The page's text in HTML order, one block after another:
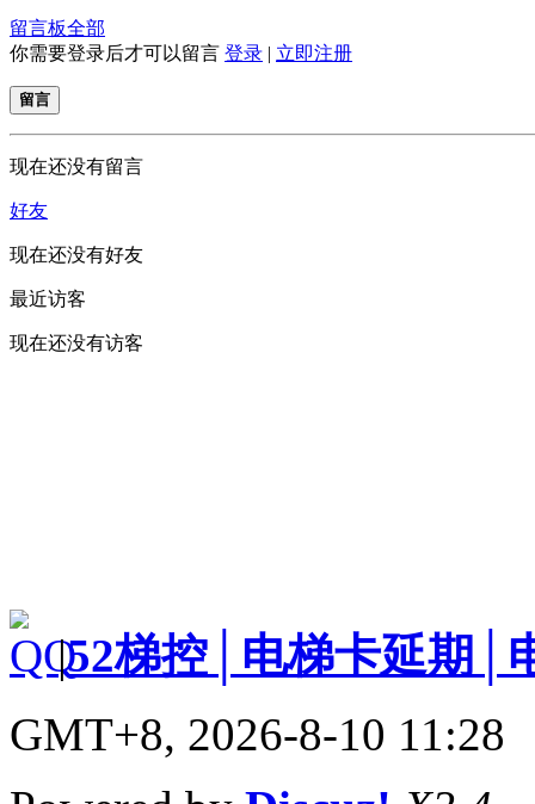
留言板全部
你需要登录后才可以留言 登录 | 立即注册
留言
现在还没有留言
好友
现在还没有好友
最近访客
现在还没有访客
|52梯控│电梯卡延期│
GMT+8, 2026-8-10 11:28